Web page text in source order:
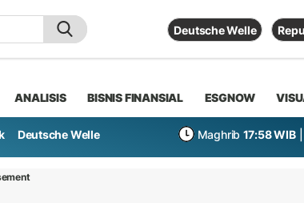
Deutsche Welle
ANALISIS BISNIS FINANSIAL ESGNOW
Deutsche Welle Maghrib 17:58 WIB